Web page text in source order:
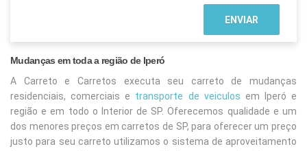
Mudanças em toda a região de Iperó
A Carreto e Carretos executa seu carreto de mudanças
residenciais, comerciais e transporte de veiculos em Iperó e
região e em todo o Interior de SP. Oferecemos qualidade e um
dos menores preços em carretos de SP, para oferecer um preço
justo para seu carreto utilizamos o sistema de aproveitamento